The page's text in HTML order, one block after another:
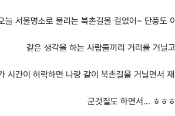
늘 서울명소로 불리는 북촌길을 걸었어~ 단풍도
같은 생각을 하는 사람들끼리 거리를 거닐
시간이 허락하면 나랑 같이 북촌길을 거닐면서
군것질도 하면서… ㅎㅎㅎ